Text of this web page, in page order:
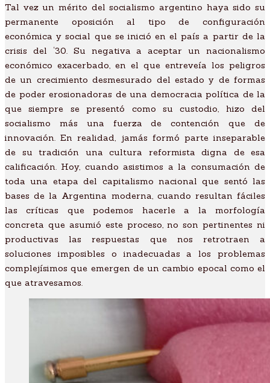
Tal vez un mérito del socialismo argentino haya sido su
permanente oposición al tipo de configuración
económica y social que se inició en el país a partir de la
crisis del ‘30. Su negativa a aceptar un nacionalismo
económico exacerbado, en el que entreveía los peligros
de un crecimiento desmesurado del estado y de formas
de poder erosionadoras de una democracia política de la
que siempre se presentó como su custodio, hizo del
socialismo más una fuerza de contención que de
innovación. En realidad, jamás formó parte inseparable
de su tradición una cultura reformista digna de esa
calificación. Hoy, cuando asistimos a la consumación de
toda una etapa del capitalismo nacional que sentó las
bases de la Argentina moderna, cuando resultan fáciles
las críticas que podemos hacerle a la morfología
concreta que asumió este proceso, no son pertinentes ni
productivas las respuestas que nos retrotraen a
soluciones imposibles o inadecuadas a los problemas
complejísimos que emergen de un cambio epocal como el
que atravesamos.